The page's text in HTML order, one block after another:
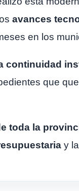
avances
en los
continuidad
que
toda la
y la